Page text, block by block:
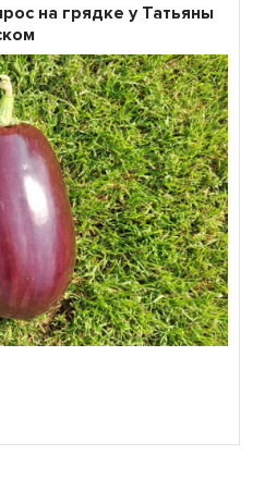
на грядке у Татьяны